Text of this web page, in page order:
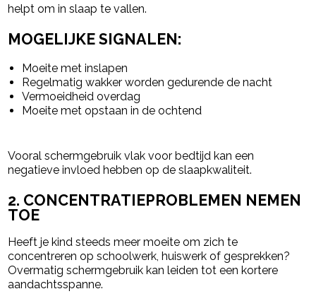
helpt om in slaap te vallen.
MOGELIJKE SIGNALEN:
Moeite met inslapen
Regelmatig wakker worden gedurende de nacht
Vermoeidheid overdag
Moeite met opstaan in de ochtend
Vooral schermgebruik vlak voor bedtijd kan een
negatieve invloed hebben op de slaapkwaliteit.
2. CONCENTRATIEPROBLEMEN NEMEN
TOE
Heeft je kind steeds meer moeite om zich te
concentreren op schoolwerk, huiswerk of gesprekken?
Overmatig schermgebruik kan leiden tot een kortere
aandachtsspanne.